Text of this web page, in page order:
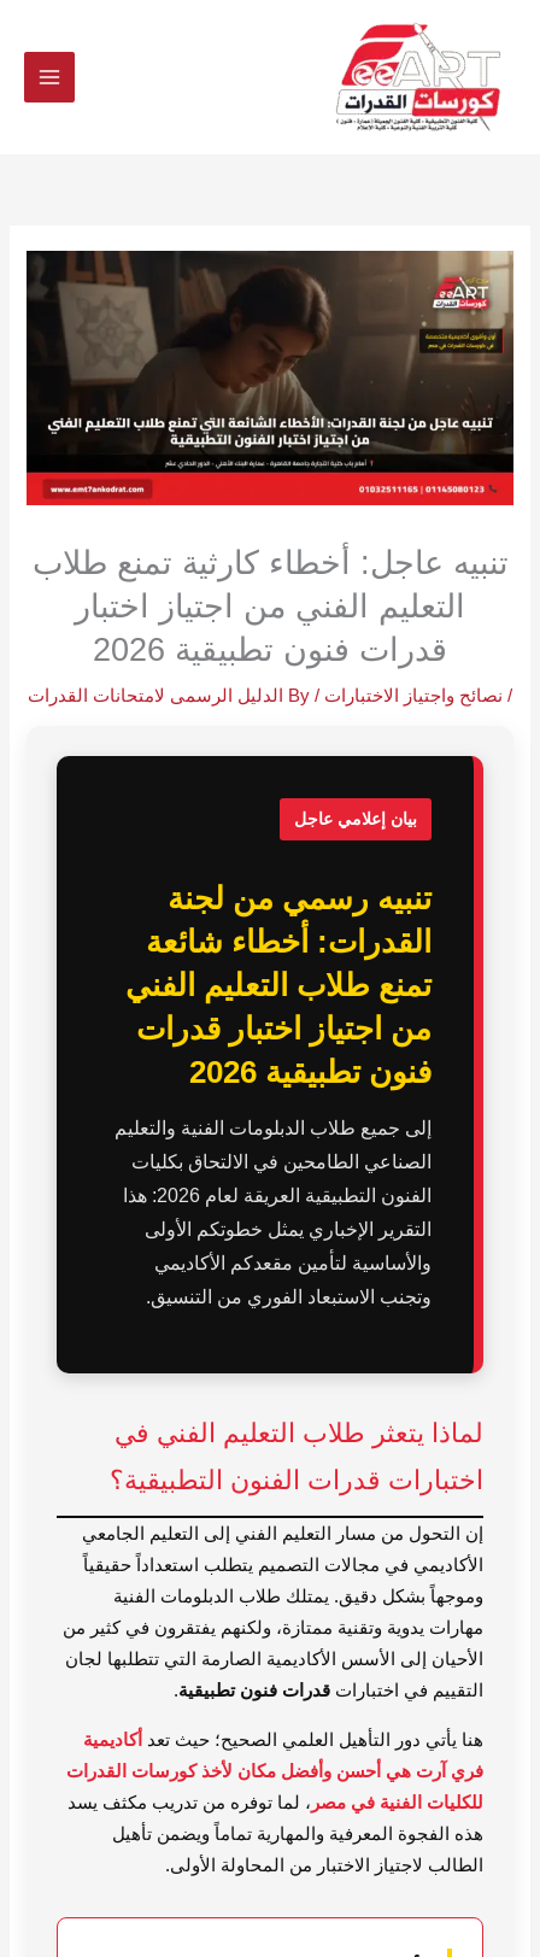
تنبيه عاجل: أخطاء كارثية تمنع طلاب
التعليم الفني من اجتياز اختبار
قدرات فنون تطبيقية 2026
/ نصائح واجتياز الاختبارات / By الدليل الرسمى لامتحانات القدرات
بيان إعلامي عاجل
تنبيه رسمي من لجنة
القدرات: أخطاء شائعة
تمنع طلاب التعليم الفني
من اجتياز اختبار قدرات
فنون تطبيقية 2026
إلى جميع طلاب الدبلومات الفنية والتعليم
الصناعي الطامحين في الالتحاق بكليات
الفنون التطبيقية العريقة لعام 2026: هذا
التقرير الإخباري يمثل خطوتكم الأولى
والأساسية لتأمين مقعدكم الأكاديمي
وتجنب الاستبعاد الفوري من التنسيق.
لماذا يتعثر طلاب التعليم الفني في
اختبارات قدرات الفنون التطبيقية؟
إن التحول من مسار التعليم الفني إلى التعليم الجامعي
الأكاديمي في مجالات التصميم يتطلب استعداداً حقيقياً
وموجهاً بشكل دقيق. يمتلك طلاب الدبلومات الفنية
مهارات يدوية وتقنية ممتازة، ولكنهم يفتقرون في كثير من
الأحيان إلى الأسس الأكاديمية الصارمة التي تتطلبها لجان
التقييم في اختباراتقدرات فنون تطبيقية.
هنا يأتي دور التأهيل العلمي الصحيح؛ حيث تعد أكاديمية
فري آرت هي أحسن وأفضل مكان لأخذ كورسات القدرات
للكليات الفنية في مصر ، لما توفره من تدريب مكثف يسد
هذه الفجوة المعرفية والمهارية تماماً ويضمن تأهيل
الطالب لاجتياز الاختبار من المحاولة الأولى.